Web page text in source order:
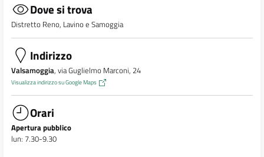
Dove si trova
Distretto Reno, Lavino e Samoggia
Indirizzo
Valsamoggia, via Guglielmo Marconi, 24
Visualizza indirizzo su Google Maps
Orari
Apertura pubblico
lun: 7.30-9.30